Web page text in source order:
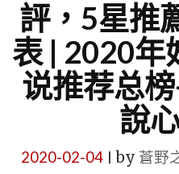
評，5星推
表 | 2020年
说推荐总
說
2020-02-04| by 蒼野